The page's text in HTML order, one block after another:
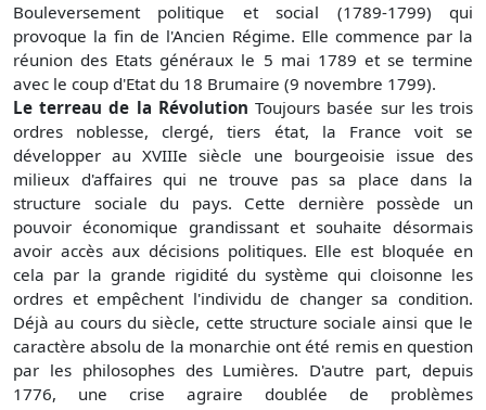
Bouleversement politique et social (1789-1799) qui
provoque la fin de l'Ancien Régime. Elle commence par la
réunion des Etats généraux le 5 mai 1789 et se termine
avec le coup d'Etat du 18 Brumaire (9 novembre 1799).
Le terreau de la Révolution Toujours basée sur les trois
ordres noblesse, clergé, tiers état, la France voit se
développer au XVIIIe siècle une bourgeoisie issue des
milieux d'affaires qui ne trouve pas sa place dans la
structure sociale du pays. Cette dernière possède un
pouvoir économique grandissant et souhaite désormais
avoir accès aux décisions politiques. Elle est bloquée en
cela par la grande rigidité du système qui cloisonne les
ordres et empêchent l'individu de changer sa condition.
Déjà au cours du siècle, cette structure sociale ainsi que le
caractère absolu de la monarchie ont été remis en question
par les philosophes des Lumières. D'autre part, depuis
1776, une crise agraire doublée de problèmes